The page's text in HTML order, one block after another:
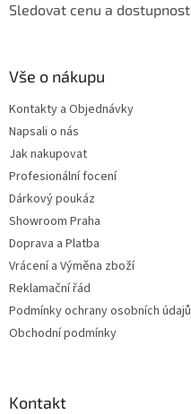
Sledovat cenu a dostupnost
Vše o nákupu
Kontakty a Objednávky
Napsali o nás
Jak nakupovat
Profesionální focení
Dárkový poukáz
Showroom Praha
Doprava a Platba
Vrácení a Výměna zboží
Reklamační řád
Podmínky ochrany osobních údajů
Obchodní podmínky
Kontakt